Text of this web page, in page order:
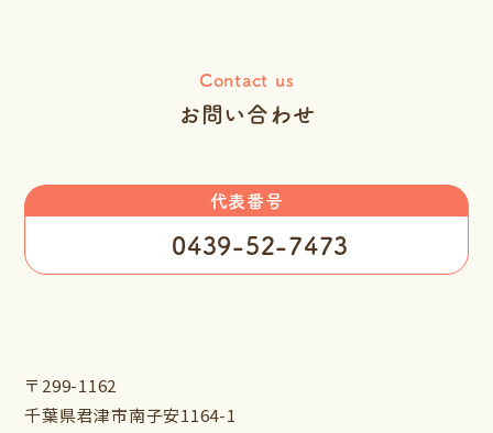
Contact us
お問い合わせ
代表番号
0439-52-7473
〒299-1162
千葉県君津市南子安1164-1